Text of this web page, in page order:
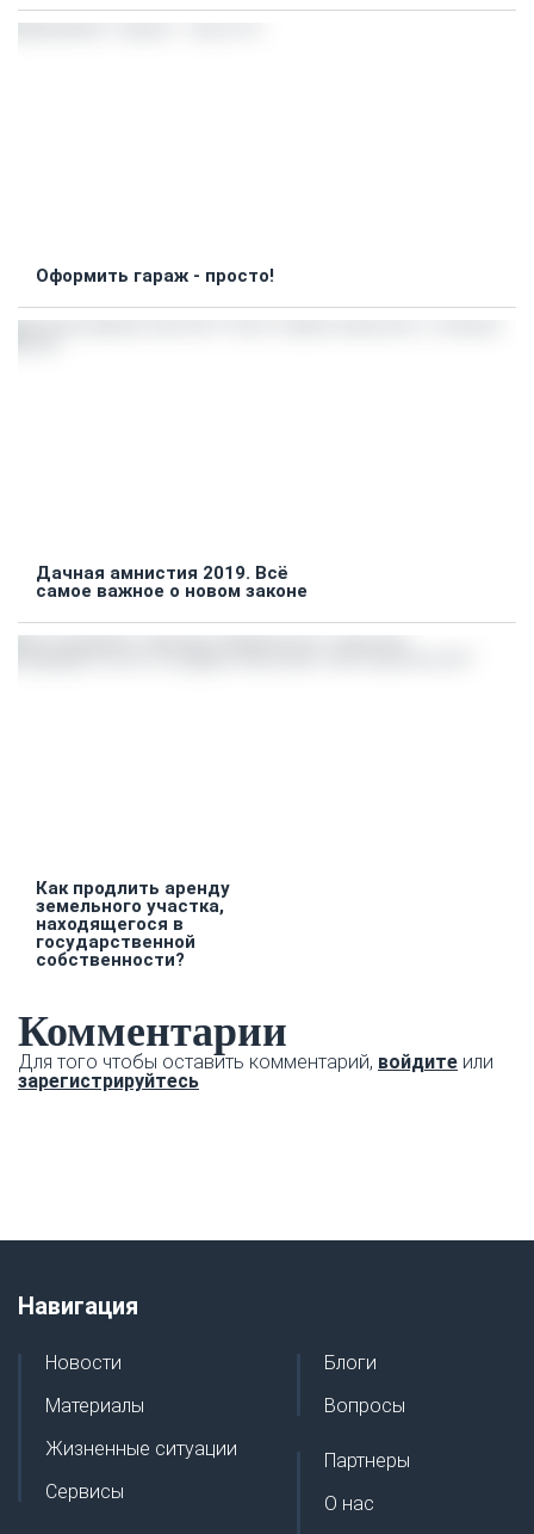
Оформить гараж - просто!
Дачная амнистия 2019. Всё
самое важное о новом законе
Как продлить аренду
земельного участка,
находящегося в
государственной
собственности?
Комментарии
Для того чтобы оставить комментарий, войдите или
зарегистрируйтесь
Навигация
Новости
Материалы
Жизненные ситуации
Сервисы
Блоги
Вопросы
Партнеры
О нас